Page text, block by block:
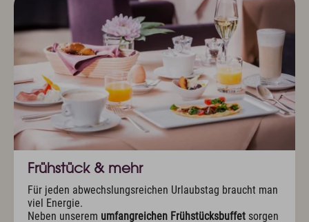
Wellness & Spa
Philosophie
Übersichtsplan & Öffnungszeiten
Spa Bereich
Spa Anwendungen
Ruheoasen
Exquisit Garten
Sport & Aktiv
Golf mit Ausblick
Aktivprogramm inklusive
Fahrradverleih
Tennis
Frühstück & mehr
Für jeden abwechslungsreichen Urlaubstag braucht man
viel Energie.
Neben unserem umfangreichen Frühstücksbuffet sorgen